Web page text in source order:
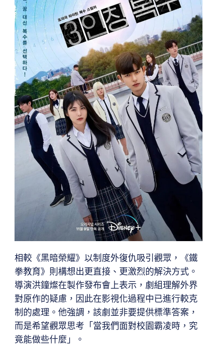
相較《黑暗榮耀》以制度外復仇吸引觀眾，《鐵
拳教育》則構想出更直接、更激烈的解決方式。
導演洪鐘燦在製作發布會上表示，劇組理解外界
對原作的疑慮，因此在影視化過程中已進行較克
制的處理。他強調，該劇並非要提供標準答案，
而是希望觀眾思考「當我們面對校園霸凌時，究
竟能做些什麼」。